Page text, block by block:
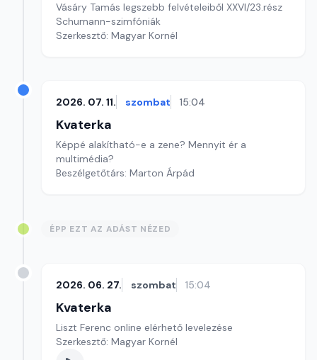
Vásáry Tamás legszebb felvételeiből XXVI/23.rész
Schumann-szimfóniák
Szerkesztő: Magyar Kornél
2026. 07. 11. szombat 15:04
Kvaterka
Képpé alakítható-e a zene? Mennyit ér a
multimédia?
Beszélgetőtárs: Marton Árpád
ÉPP EZT AZ ADÁST NÉZED
2026. 06. 27. szombat 15:04
Kvaterka
Liszt Ferenc online elérhető levelezése
Szerkesztő: Magyar Kornél